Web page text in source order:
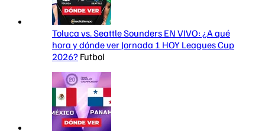
Toluca vs. Seattle Sounders EN VIVO: ¿A qué
hora y dónde ver Jornada 1 HOY Leagues Cup
2026? Futbol